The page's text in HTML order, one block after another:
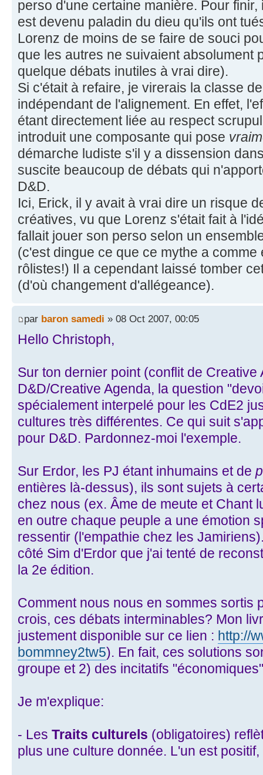
perso d'une certaine manière. Pour
est devenu paladin du dieu qu'ils ont
Lorenz de moins de se faire de souci
que les autres ne suivaient absolument
quelque débats inutiles à vrai dire).
Si c'était à refaire, je virerais la classe
indépendant de l'alignement. En effet,
étant directement liée au respect
introduit une composante qui pose
démarche ludiste s'il y a dissension
suscite beaucoup de débats qui
D&D.
Ici, Erick, il y avait à vrai dire un risque
créatives, vu que Lorenz s'était fait à
fallait jouer son perso selon un
(c'est dingue ce que ce mythe a
rôlistes!) Il a cependant laissé tomber
(d'où changement d'allégeance).
par baron samedi » 08 Oct 2007, 00:05
Hello Christoph,
Sur ton dernier point (conflit de
D&D/Creative Agenda, la question
spécialement interpelé pour les CdE2
cultures très différentes. Ce qui suit
pour D&D. Pardonnez-moi l'exemple.
Sur Erdor, les PJ étant inhumains et de
entières là-dessus), ils sont sujets à
chez nous (ex. Âme de meute et Chant
en outre chaque peuple a une émotion
ressentir (l'empathie chez les
côté Sim d'Erdor que j'ai tenté de
la 2e édition.
Comment nous nous en sommes sortis
crois, ces débats interminables? Mon
justement disponible sur ce lien : http://
bommney2tw5). En fait, ces solutions
groupe et 2) des incitatifs
Je m'explique:
- Les Traits culturels (obligatoires)
plus une culture donnée. L'un est